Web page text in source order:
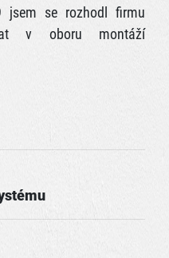
jsem se rozhodl firmu
v oboru montáží